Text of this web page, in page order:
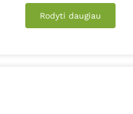
Rodyti daugiau